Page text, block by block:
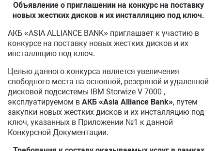
Объявление о приглашении на конкурс на поставку
новых жестких дисков и их инсталляцию под ключ.
АКБ «ASIA ALLIANCE BANK» приглашает к участию в
конкурсе на поставку новых жестких дисков и их
инсталляцию под ключ.
Целью данного конкурса является увеличения
свободного места на основной, резервной и удаленной
дисковой подсистемы IBM Storwize V 7000 ,
эксплуатируемом в АКБ «Asia Alliance Bank», путем
закупки новых жестких дисков и их инсталляцию под
ключ, указанных в Приложении №1 к данной
Конкурсной Документации.